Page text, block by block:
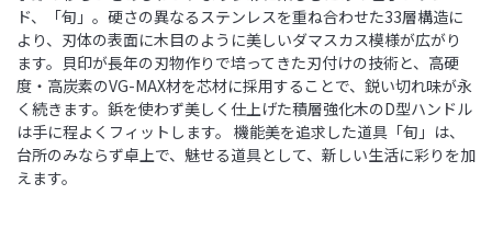
ド、「旬」。硬さの異なるステンレスを重ね合わせた33層構造に
より、刃体の表面に木目のように美しいダマスカス模様が広がり
ます。貝印が長年の刃物作りで培ってきた刃付けの技術と、高硬
度・高炭素のVG-MAX材を芯材に採用することで、鋭い切れ味が永
く続きます。鋲を使わず美しく仕上げた積層強化木のD型ハンドル
は手に程よくフィットします。 機能美を追求した道具「旬」は、
台所のみならず卓上で、魅せる道具として、新しい生活に彩りを加
えます。